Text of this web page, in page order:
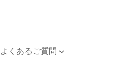
よくあるご質問 